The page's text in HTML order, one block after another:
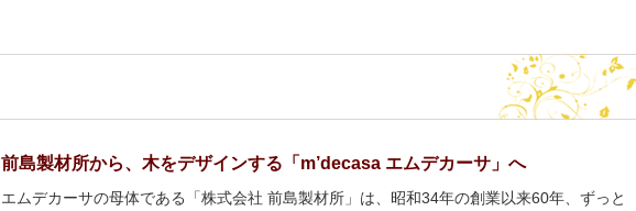
前島製材所から、木をデザインする「m’decasa エムデカーサ」へ
エムデカーサの母体である「株式会社 前島製材所」は、昭和34年の創業以来60年、ずっと